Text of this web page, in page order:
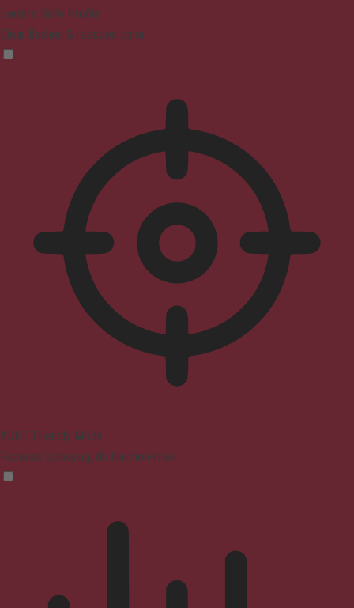
Seizure Safe Profile
Clear flashes & reduces color
ADHD Friendly Mode
Focused browsing, distraction-free